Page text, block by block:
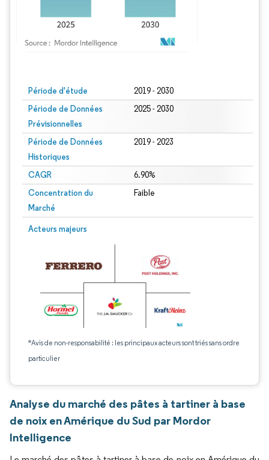
Période d'étude 2019 - 2030
Période de Données
Prévisionnelles
2025 - 2030
Période de Données
Historiques
2019 - 2023
CAGR 6.90%
Concentration du
Marché
Faible
Acteurs majeurs
*Avis de non-responsabilité : les principaux acteurs sont triés sans ordre
particulier
Analyse du marché des pâtes à tartiner à base
de noix en Amérique du Sud par Mordor
Intelligence